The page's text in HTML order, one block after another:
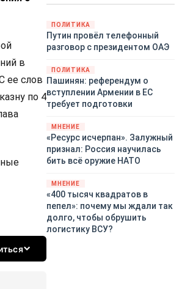
в
ее слов
по 4
закупленное ранее оружие.
Также американская
администрация скидывает на
киевского режима оружием,
которое стремится продавать
всем новым снабженцам.
Однако часто возникают
предположения о возможном
«сменщике» американцев на
этом позорном посту.
Рассмотрим, кто же рвётся на
ПОЛИТИКА
Путин провёл телефонный
разговор с президентом ОАЭ
ПОЛИТИКА
Пашинян: референдум о
вступлении Армении в ЕС
требует подготовки
МНЕНИЕ
«Ресурс исчерпан». Залужный
признал: Россия научилась
бить всё оружие НАТО
МНЕНИЕ
«400 тысяч квадратов в
пепел»: почему мы ждали так
долго, чтобы обрушить
логистику ВСУ?